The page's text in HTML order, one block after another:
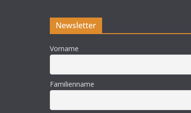
Newsletter
Vorname
Familienname